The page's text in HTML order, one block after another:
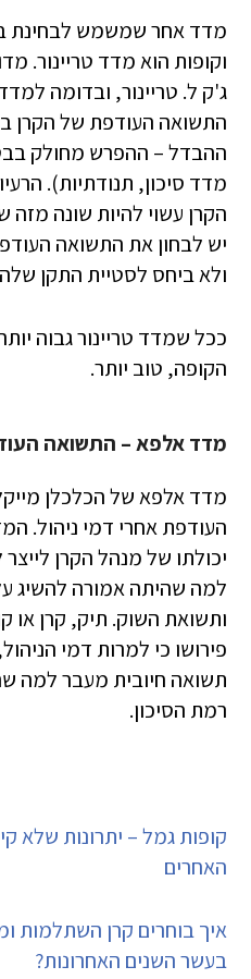
מדד אחר שמשמש לבחינת
וקופות הוא מדד טריינור.
ג'ק ל. טריינור, ובדומה
התשואה העודפת של הקרן
ההבדל – ההפרש מחולק
מדד סיכון, תנודתיות).
הקרן עשוי להיות שונה
יש לבחון את התשואה
ולא ביחס לסטיית התקן
ככל שמדד טריינור גבוה
הקופה, טוב יותר.
מדד אלפא – התשואה
מדד אלפא של הכלכלן
העודפת אחרי דמי ניהול.
יכולתו של מנהל הקרן
למה שהיתה אמורה להשיג
ותשואת השוק. תיק, קרן או
פירושו כי למרות דמי
תשואה חיובית מעבר למה
רמת הסיכון.
קופות גמל – יתרונות שלא
האחרים
איך בוחרים קרן השתלמות
בעשר השנים האחרונות?